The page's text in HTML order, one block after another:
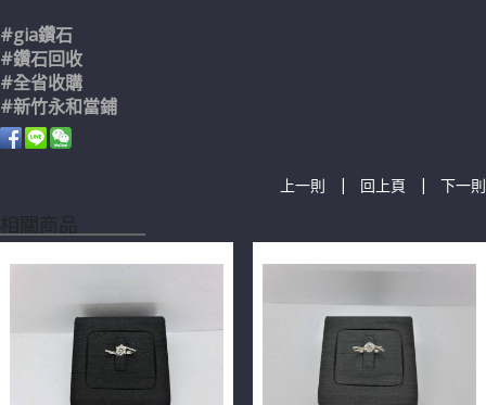
#gia鑽石
#鑽石回收
#全省收購
#新竹永和當鋪
上一則 | 回上頁 | 下一則
相關商品